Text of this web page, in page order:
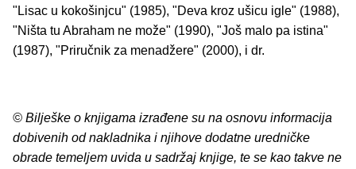
"Lisac u kokošinjcu" (1985), "Deva kroz ušicu igle" (1988),
"Ništa tu Abraham ne može" (1990), "Još malo pa istina"
(1987), "Priručnik za menadžere" (2000), i dr.
© Bilješke o knjigama izrađene su na osnovu informacija
dobivenih od nakladnika i njihove dodatne uredničke
obrade temeljem uvida u sadržaj knjige, te se kao takve ne